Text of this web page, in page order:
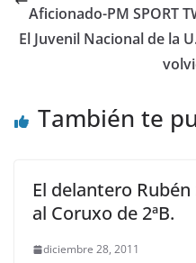
Aficionado-PM SPORT
El Juvenil Nacional de la
También te
El delantero
al Coruxo de 2ªB.
diciembre 28, 2011